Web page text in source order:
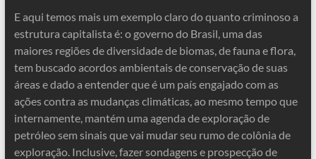
E aqui temos mais um exemplo claro do quanto criminoso a
estrutura capitalista é: o governo do Brasil, uma das
maiores regiões de diversidade de biomas, de fauna e flora,
tem buscado acordos ambientais de conservação de suas
áreas e dado a entender que é um país engajado com as
ações contra as mudanças climáticas, ao mesmo tempo que
internamente, mantém uma agenda de exploração de
petróleo sem sinais que vai mudar seu rumo de colônia de
exploração. Inclusive, fazer sondagens e prospecção de